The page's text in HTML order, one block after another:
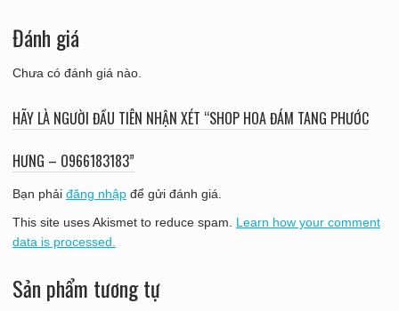
Đánh giá
Chưa có đánh giá nào.
HÃY LÀ NGƯỜI ĐẦU TIÊN NHẬN XÉT “SHOP HOA ĐÁM TANG PHƯỚC
HƯNG – O966183183”
Bạn phải đăng nhậpđể gửi đánh giá.
This site uses Akismet to reduce spam. Learn how your comment
data is processed.
Sản phẩm tương tự